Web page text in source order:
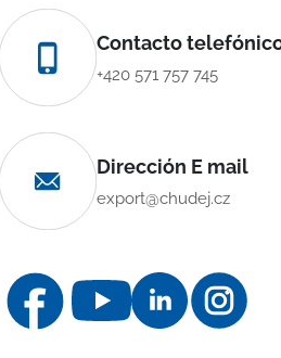
Contacto
+420 571 757 745
Dirección E mail
export@chudej.cz